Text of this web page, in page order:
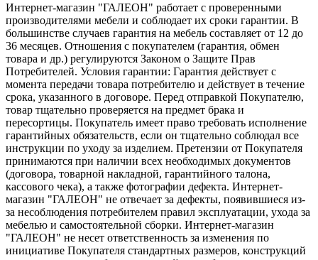
Интернет-магазин "ГАЛЕОН" работает с проверенными
производителями мебели и соблюдает их сроки гарантии. В
большинстве случаев гарантия на мебель составляет от 12 до
36 месяцев. Отношения с покупателем (гарантия, обмен
товара и др.) регулируются Законом о Защите Прав
Потребителей. Условия гарантии: Гарантия действует с
момента передачи товара потребителю и действует в течение
срока, указанного в договоре. Перед отправкой Покупателю,
товар тщательно проверяется на предмет брака и
пересортицы. Покупатель имеет право требовать исполнение
гарантийных обязательств, если он тщательно соблюдал все
инструкции по уходу за изделием. Претензии от Покупателя
принимаются при наличии всех необходимых документов
(договора, товарной накладной, гарантийного талона,
кассового чека), а также фотографии дефекта. Интернет-
магазин "ГАЛЕОН" не отвечает за дефекты, появившиеся из-
за несоблюдения потребителем правил эксплуатации, ухода за
мебелью и самостоятельной сборки. Интернет-магазин
"ГАЛЕОН" не несет ответственность за изменения по
инициативе Покупателя стандартных размеров, конструкций